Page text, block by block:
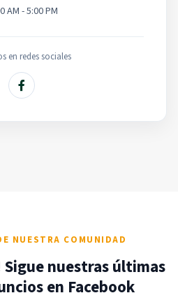
AM - 5:00 PM
en redes sociales
NUESTRA COMUNIDAD
nuestras últimas
en Facebook